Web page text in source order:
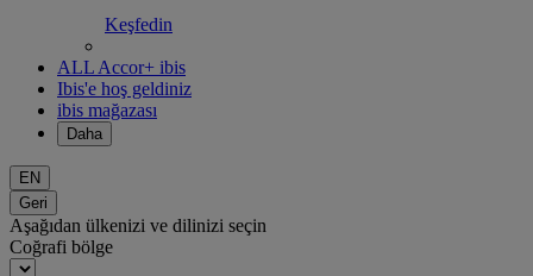
Keşfedin
ALL Accor+ ibis
Ibis'e hoş geldiniz
ibis mağazası
Daha
EN
Geri
Aşağıdan ülkenizi ve dilinizi seçin
Coğrafi bölge